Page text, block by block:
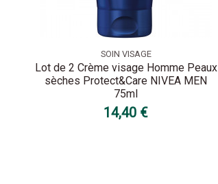
SOIN VISAGE
Lot de 2 Crème visage Homme Peaux
sèches Protect&Care NIVEA MEN
75ml
14,40 €